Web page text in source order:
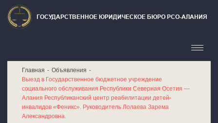
ГОСУДАРСТВЕННОЕ ЮРИДИЧЕСКОЕ БЮРО РСО-АЛАНИЯ
Главная
Объявления
Выезд в Государственное бюджетное учреждение
социального обслуживания Республики Северная Осетия —
Алания Республиканский центр реабилитации детей-
инвалидов «Феникс». Руководитель Лолаева Зарема
Александровна.